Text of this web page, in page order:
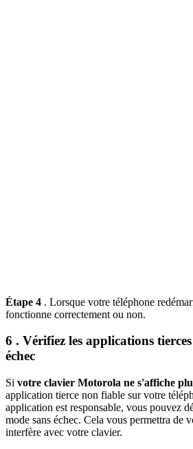
Étape 4 . Lorsque votre téléphone
fonctionne correctement ou non.
6 . Vérifiez les applications
échec
Si votre clavier Motorola ne s'affiche
application tierce non fiable sur votre
application est responsable, vous pouvez
mode sans échec. Cela vous permettra de
interfère avec votre clavier.